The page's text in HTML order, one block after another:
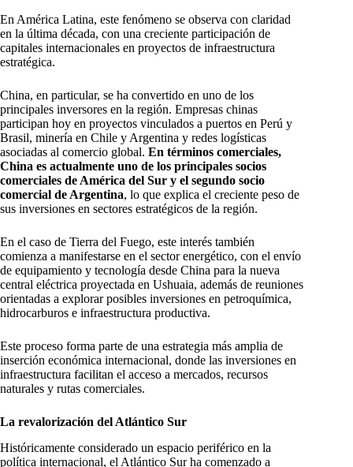
En América Latina, este fenómeno se observa con claridad
en la última década, con una creciente participación de
capitales internacionales en proyectos de infraestructura
estratégica.
China, en particular, se ha convertido en uno de los
principales inversores en la región. Empresas chinas
participan hoy en proyectos vinculados a puertos en Perú y
Brasil, minería en Chile y Argentina y redes logísticas
asociadas al comercio global. En términos comerciales,
China es actualmente uno de los principales socios
comerciales de América del Sur y el segundo socio
comercial de Argentina, lo que explica el creciente peso de
sus inversiones en sectores estratégicos de la región.
En el caso de Tierra del Fuego, este interés también
comienza a manifestarse en el sector energético, con el envío
de equipamiento y tecnología desde China para la nueva
central eléctrica proyectada en Ushuaia, además de reuniones
orientadas a explorar posibles inversiones en petroquímica,
hidrocarburos e infraestructura productiva.
Este proceso forma parte de una estrategia más amplia de
inserción económica internacional, donde las inversiones en
infraestructura facilitan el acceso a mercados, recursos
naturales y rutas comerciales.
La revalorización del Atlántico Sur
Históricamente considerado un espacio periférico en la
política internacional, el Atlántico Sur ha comenzado a